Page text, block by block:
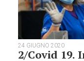
24 GIUGNO 2020
2/Covid 19.